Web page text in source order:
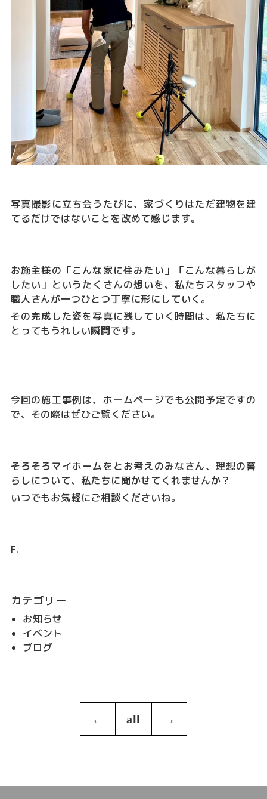
写真撮影に立ち会うたびに、家づくりはただ建物を建
てるだけではないことを改めて感じます。
お施主様の「こんな家に住みたい」「こんな暮らしが
したい」というたくさんの想いを、私たちスタッフや
職人さんが一つひとつ丁寧に形にしていく。
その完成した姿を写真に残していく時間は、私たちに
とってもうれしい瞬間です。
今回の施工事例は、ホームページでも公開予定ですの
で、その際はぜひご覧ください。
そろそろマイホームをとお考えのみなさん、理想の暮
らしについて、私たちに聞かせてくれませんか？
いつでもお気軽にご相談くださいね。
F.
カテゴリー
お知らせ
イベント
ブログ
← all →